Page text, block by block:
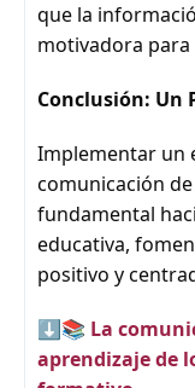
que la
motivadora para
Conclusión: Un
Implementar un
comunicación
fundamental
educativa,
positivo y
⬇️📚 La
aprendizaje de